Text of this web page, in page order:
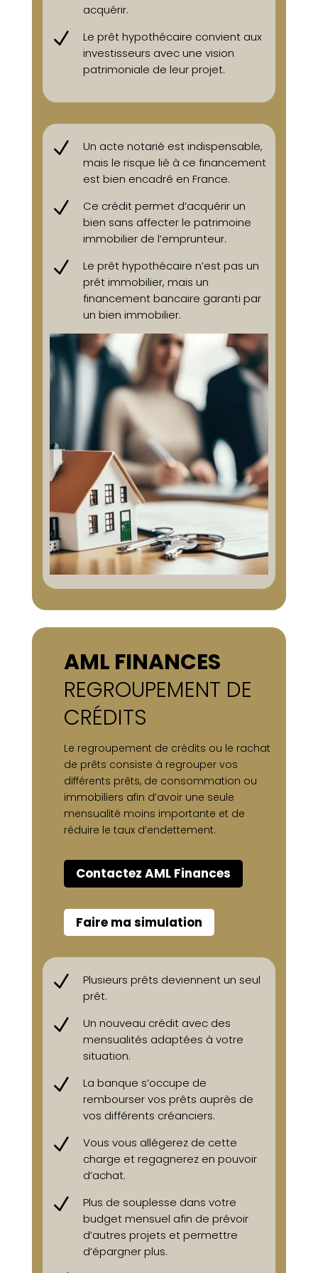
acquérir.
N
Le prêt hypothécaire convient aux
investisseurs avec une vision
patrimoniale de leur projet.
N
Un acte notarié est indispensable,
mais le risque lié à ce financement
est bien encadré en France.
N
Ce crédit permet d’acquérir un
bien sans affecter le patrimoine
immobilier de l’emprunteur.
N
Le prêt hypothécaire n’est pas un
prêt immobilier, mais un
financement bancaire garanti par
un bien immobilier.
AML FINANCES
REGROUPEMENT DE
CRÉDITS
Le regroupement de crédits ou le rachat
de prêts consiste à regrouper vos
différents prêts, de consommation ou
immobiliers afin d’avoir une seule
mensualité moins importante et de
réduire le taux d’endettement.
Contactez AML Finances
Faire ma simulation
N
Plusieurs prêts deviennent un seul
prêt.
N
Un nouveau crédit avec des
mensualités adaptées à votre
situation.
N
La banque s’occupe de
rembourser vos prêts auprès de
vos différents créanciers.
N
Vous vous allégerez de cette
charge et regagnerez en pouvoir
d’achat.
N
Plus de souplesse dans votre
budget mensuel afin de prévoir
d’autres projets et permettre
d’épargner plus.